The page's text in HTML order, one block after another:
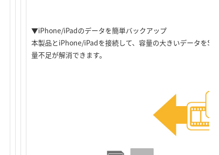
▼iPhone/iPadのデータを簡単バックアップ
本製品とiPhone/iPadを接続して、容量の大きいデータを
量不足が解消できます。